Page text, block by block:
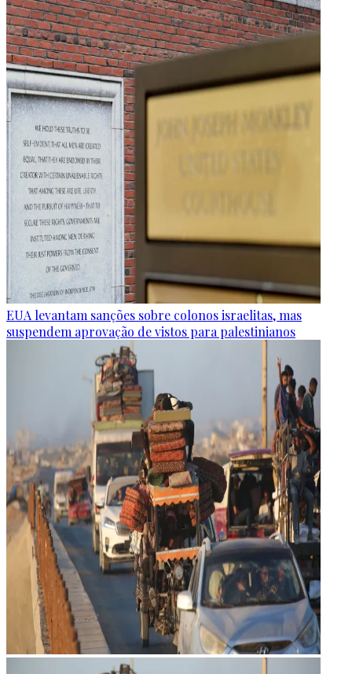
EUA levantam sanções sobre colonos israelitas, mas
suspendem aprovação de vistos para palestinianos